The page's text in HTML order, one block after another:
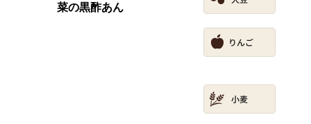
菜の黒酢あん